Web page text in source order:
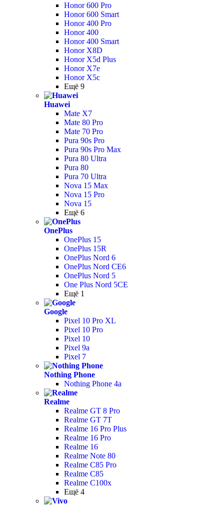
Honor 600 Pro
Honor 600 Smart
Honor 400 Pro
Honor 400
Honor 400 Smart
Honor X8D
Honor X5d Plus
Honor X7e
Honor X5c
Ещё 9
Huawei
Mate X7
Mate 80 Pro
Mate 70 Pro
Pura 90s Pro
Pura 90s Pro Max
Pura 80 Ultra
Pura 80
Pura 70 Ultra
Nova 15 Max
Nova 15 Pro
Nova 15
Ещё 6
OnePlus
OnePlus 15
OnePlus 15R
OnePlus Nord 6
OnePlus Nord CE6
OnePlus Nord 5
One Plus Nord 5CE
Ещё 1
Google
Pixel 10 Pro XL
Pixel 10 Pro
Pixel 10
Pixel 9a
Pixel 7
Nothing Phone
Nothing Phone 4a
Realme
Realme GT 8 Pro
Realme GT 7T
Realme 16 Pro Plus
Realme 16 Pro
Realme 16
Realme Note 80
Realme C85 Pro
Realme C85
Realme C100x
Ещё 4